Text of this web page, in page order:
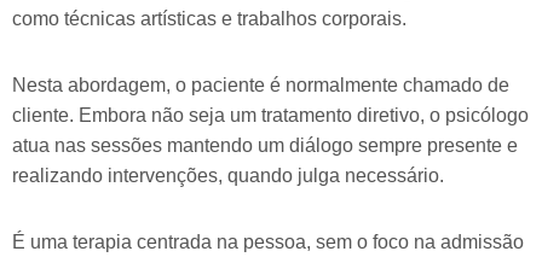
como técnicas artísticas e trabalhos corporais.
Nesta abordagem, o paciente é normalmente chamado de
cliente. Embora não seja um tratamento diretivo, o psicólogo
atua nas sessões mantendo um diálogo sempre presente e
realizando intervenções, quando julga necessário.
É uma terapia centrada na pessoa, sem o foco na admissão